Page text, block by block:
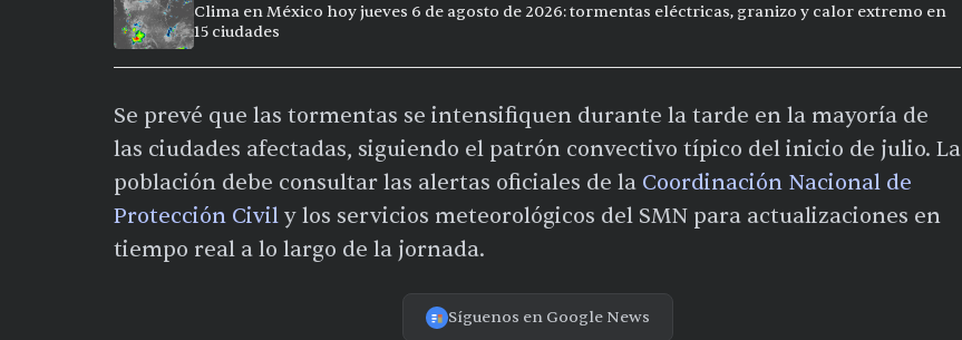
Clima en México hoy jueves 6 de agosto de 2026: tormentas eléctricas, granizo y calor extremo en
15 ciudades
Se prevé que las tormentas se intensifiquen durante la tarde en la mayoría de
las ciudades afectadas, siguiendo el patrón convectivo típico del inicio de julio. La
población debe consultar las alertas oficiales de la Coordinación Nacional de
Protección Civil y los servicios meteorológicos del SMN para actualizaciones en
tiempo real a lo largo de la jornada.
Síguenos en Google News